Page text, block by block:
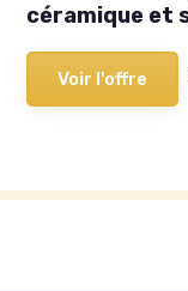
céramique et
Voir l'offre